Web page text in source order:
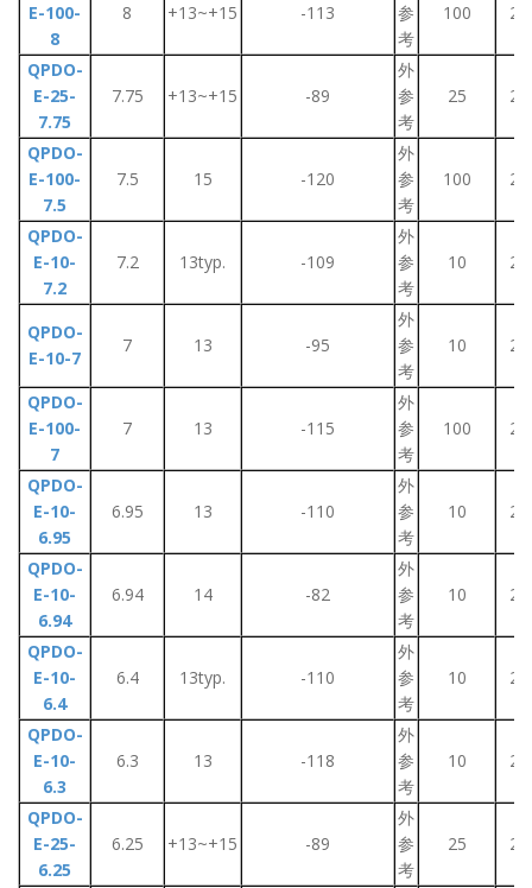
E-100-
8
8 +13~+15 -113
参
考
100
QPDO-
E-25-
7.75
7.75 +13~+15 -89
外
参
考
25
QPDO-
E-100-
7.5
7.5 15 -120
外
参
考
100
QPDO-
E-10-
7.2
7.2 13typ. -109
外
参
考
10
QPDO-
E-10-7
7 13 -95
外
参
考
10
QPDO-
E-100-
7
7 13 -115
外
参
考
100
QPDO-
E-10-
6.95
6.95 13 -110
外
参
考
10
QPDO-
E-10-
6.94
6.94 14 -82
外
参
考
10
QPDO-
E-10-
6.4
6.4 13typ. -110
外
参
考
10
QPDO-
E-10-
6.3
6.3 13 -118
外
参
考
10
QPDO-
E-25-
6.25
6.25 +13~+15 -89
外
参
考
25